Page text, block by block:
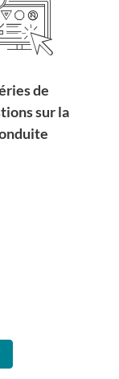
de
sur la